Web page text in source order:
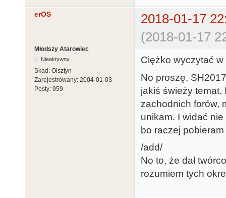
erOS
2018-01-17
(2018-01-17
Młodszy Atarowiec
Nieaktywny
Skąd: Olsztyn
Zarejestrowany: 2004-01-03
Posty: 959
Ciężko wyczytać w
No proszę,
jakiś świeży
zachodnich forów,
unikam. I widać
bo raczej
/add/
No to, że dał
rozumiem tych